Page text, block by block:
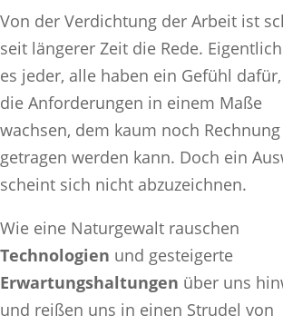
Von der Verdichtung der Arbeit ist
seit längerer Zeit die Rede.
es jeder, alle haben ein Gefühl
die Anforderungen in einem Maße
wachsen, dem kaum noch Rechnung
getragen werden kann. Doch ein
scheint sich nicht abzuzeichnen.
Wie eine Naturgewalt rauschen
Technologien und gesteigerte
Erwartungshaltungen über uns
und reißen uns in einen Strudel von